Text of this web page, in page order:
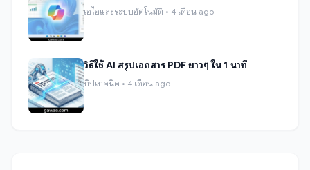
เอไอและระบบอัตโนมัติ • 4 เดือน ago
วิธีใช้ AI สรุปเอกสาร PDF ยาวๆ ใน 1 นาที
ทิปเทคนิค • 4 เดือน ago